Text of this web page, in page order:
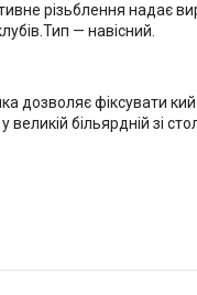
різьблення надає
— навісний.
дозволяє фіксувати
більярдній зі